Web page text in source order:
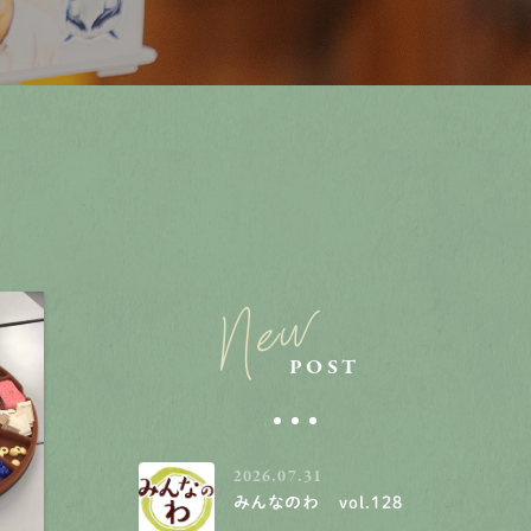
NewPOST
2026.07.31
みんなのわ vol.128